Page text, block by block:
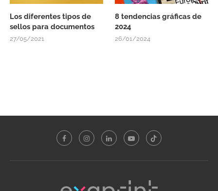
Los diferentes tipos de
sellos para documentos
27/05/2021
8 tendencias gráficas de
2024
26/01/2024